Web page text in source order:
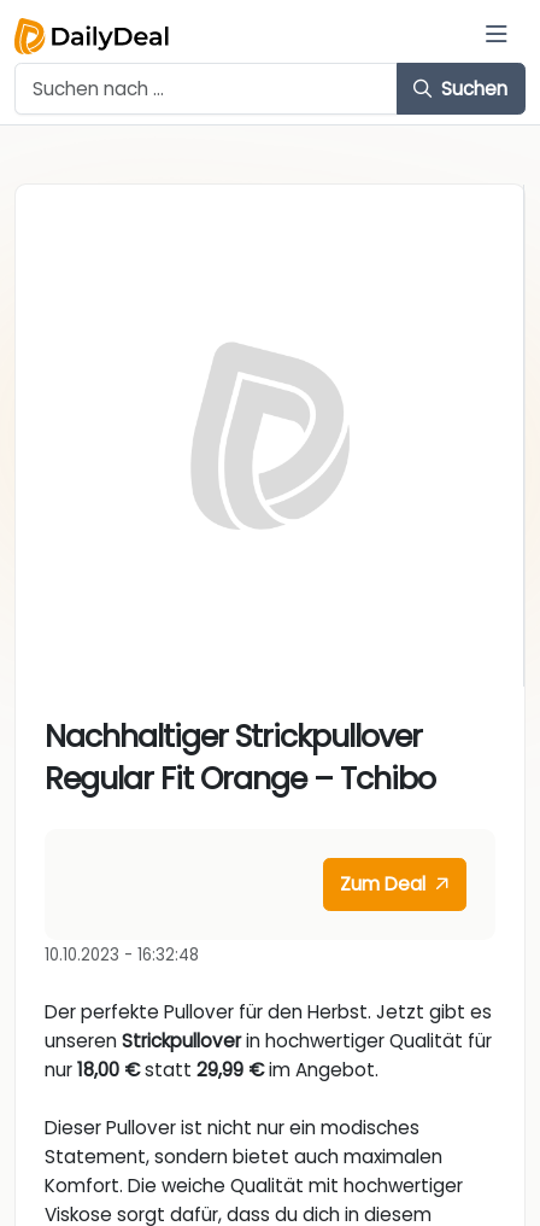
Suchen
Nachhaltiger Strickpullover
Regular Fit Orange – Tchibo
Zum Deal
10.10.2023 - 16:32:48
Der perfekte Pullover für den Herbst. Jetzt gibt es
unserenStrickpulloverin hochwertiger Qualität für
nur18,00 €statt 29,99 €im Angebot.
Dieser Pullover ist nicht nur ein modisches
Statement, sondern bietet auch maximalen
Komfort. Die weiche Qualität mit hochwertiger
Viskose sorgt dafür, dass du dich in diesem